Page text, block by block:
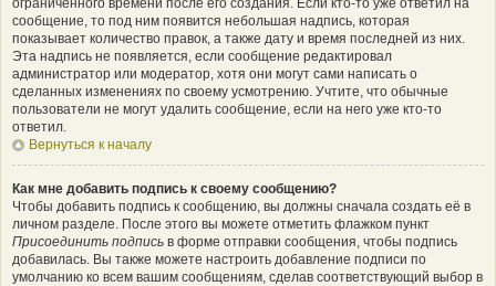
ограниченного времени после его создания. Если кто-то уже ответил на
сообщение, то под ним появится небольшая надпись, которая
показывает количество правок, а также дату и время последней из них.
Эта надпись не появляется, если сообщение редактировал
администратор или модератор, хотя они могут сами написать о
сделанных изменениях по своему усмотрению. Учтите, что обычные
пользователи не могут удалить сообщение, если на него уже кто-то
ответил.
Вернуться к началу
Как мне добавить подпись к своему сообщению?
Чтобы добавить подпись к сообщению, вы должны сначала создать её в
личном разделе. После этого вы можете отметить флажком пункт
Присоединить подпись в форме отправки сообщения, чтобы подпись
добавилась. Вы также можете настроить добавление подписи по
умолчанию ко всем вашим сообщениям, сделав соответствующий выбор в